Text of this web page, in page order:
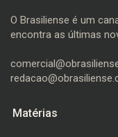
O Brasiliense é um
encontra as últimas
Matérias